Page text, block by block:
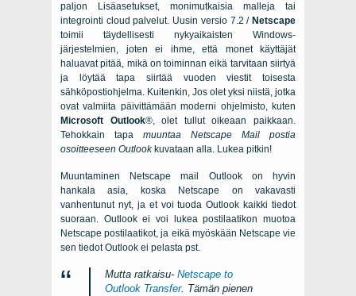
paljon Lisäasetukset, monimutkaisia malleja tai
integrointi cloud palvelut. Uusin versio 7.2 / Netscape
toimii täydellisesti nykyaikaisten Windows-
järjestelmien, joten ei ihme, että monet käyttäjät
haluavat pitää, mikä on toiminnan eikä tarvitaan siirtyä
ja löytää tapa siirtää vuoden viestit toisesta
sähköpostiohjelma. Kuitenkin, Jos olet yksi niistä, jotka
ovat valmiita päivittämään moderni ohjelmisto, kuten
Microsoft Outlook®, olet tullut oikeaan paikkaan.
Tehokkain tapa muuntaa Netscape Mail postia
osoitteeseen Outlookkuvataan alla. Lukea pitkin!
Muuntaminen Netscape mail Outlookon hyvin
hankala asia, koska
Netscape on vakavasti
vanhentunut nyt, ja et voi tuodaOutlook kaikki tiedot
suoraan. Outlookei voi lukea postilaatikon muotoa
Netscape postilaatikot, ja eikä myöskään Netscape vie
sen tiedotOutlook ei pelasta pst.
Mutta ratkaisu- Netscape to
Outlook Transfer. Tämän pienen